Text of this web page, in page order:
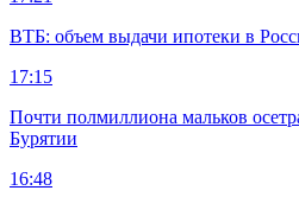
ВТБ: объем выдачи ипотеки в
17:15
Почти полмиллиона мальков
Бурятии
16:48